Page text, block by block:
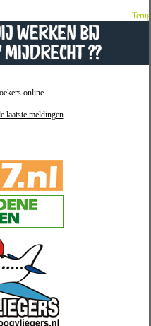
online
laatste meldingen
Terug